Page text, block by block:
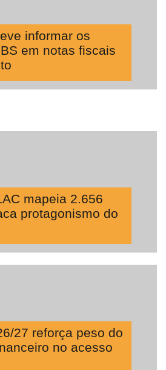
informar os
em notas fiscais
mapeia 2.656
protagonismo do
27 reforça peso do
no acesso